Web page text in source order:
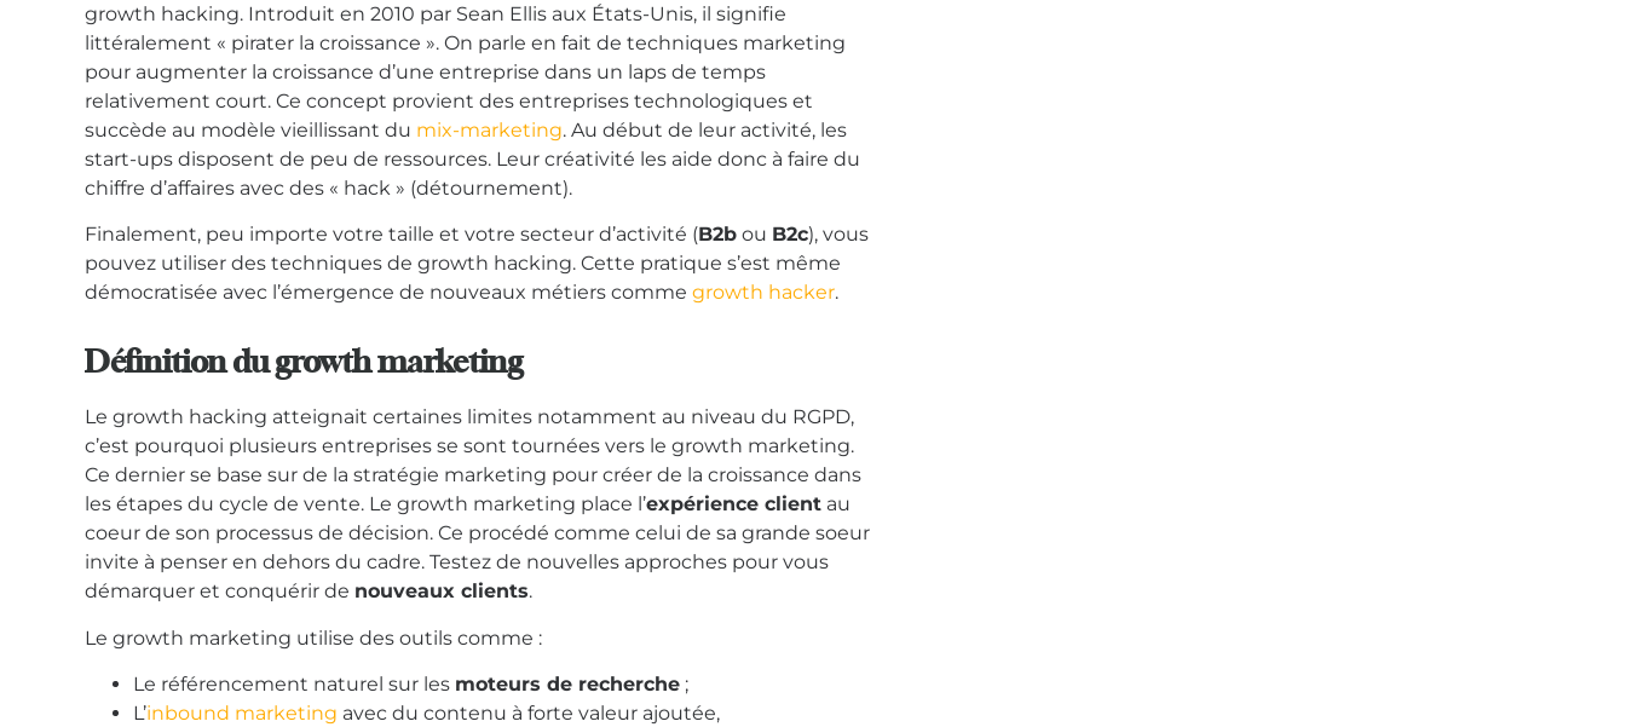
growth hacking. Introduit en 2010 par Sean Ellis aux États-Unis, il signifie
littéralement « pirater la croissance ». On parle en fait de techniques marketing
pour augmenter la croissance d’une entreprise dans un laps de temps
relativement court. Ce concept provient des entreprises technologiques et
succède au modèle vieillissant du mix-marketing. Au début de leur activité, les
start-ups disposent de peu de ressources. Leur créativité les aide donc à faire du
chiffre d’affaires avec des « hack » (détournement).
Finalement, peu importe votre taille et votre secteur d’activité (B2b ou B2c), vous
pouvez utiliser des techniques de growth hacking. Cette pratique s’est même
démocratisée avec l’émergence de nouveaux métiers comme growth hacker.
Définition du growth marketing
Le growth hacking atteignait certaines limites notamment au niveau du RGPD,
c’est pourquoi plusieurs entreprises se sont tournées vers le growth marketing.
Ce dernier se base sur de la stratégie marketing pour créer de la croissance dans
les étapes du cycle de vente. Le growth marketing place l’expérience client au
coeur de son processus de décision. Ce procédé comme celui de sa grande soeur
invite à penser en dehors du cadre. Testez de nouvelles approches pour vous
démarquer et conquérir de nouveaux clients.
Le growth marketing utilise des outils comme :
Le référencement naturel sur les moteurs de recherche ;
L’inbound marketing avec du contenu à forte valeur ajoutée,